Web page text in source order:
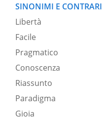
SINONIMI E CONTRARI
Libertà
Facile
Pragmatico
Conoscenza
Riassunto
Paradigma
Gioia